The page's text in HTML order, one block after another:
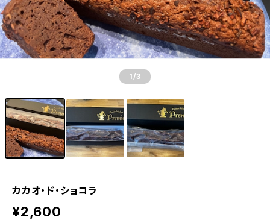
1 /3
カカオ・ド・ショコラ
¥2,600